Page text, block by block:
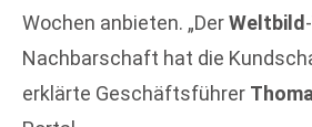
Wochen anbieten. „DerWeltbild
Nachbarschaft hat die
erklärte Geschäftsführer